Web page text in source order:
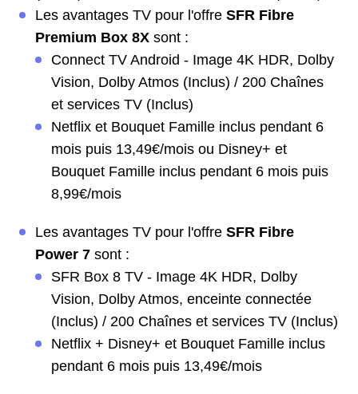
Les avantages TV pour l'offre SFR Fibre
Premium Box 8X sont :
Connect TV Android - Image 4K HDR, Dolby
Vision, Dolby Atmos (Inclus) / 200 Chaînes
et services TV (Inclus)
Netflix et Bouquet Famille inclus pendant 6
mois puis 13,49€/mois ou Disney+ et
Bouquet Famille inclus pendant 6 mois puis
8,99€/mois
Les avantages TV pour l'offre SFR Fibre
Power 7 sont :
SFR Box 8 TV - Image 4K HDR, Dolby
Vision, Dolby Atmos, enceinte connectée
(Inclus) / 200 Chaînes et services TV (Inclus)
Netflix + Disney+ et Bouquet Famille inclus
pendant 6 mois puis 13,49€/mois